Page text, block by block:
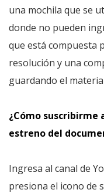
una mochila que se
donde no pueden
que está compuesta
resolución y una
guardando el
¿Cómo suscribirme
estreno del
Ingresa al canal de
presiona el icono de